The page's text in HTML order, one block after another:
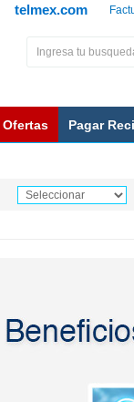
telmex.com
Ofertas Pagar